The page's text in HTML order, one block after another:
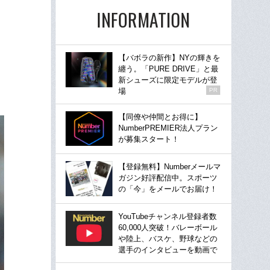
INFORMATION
【バボラの新作】NYの輝きを
纏う。「PURE DRIVE」と最
新シューズに限定モデルが登
場
PR
【同僚や仲間とお得に】
NumberPREMIER法人プラン
が募集スタート！
【登録無料】Numberメールマ
ガジン好評配信中。スポーツ
の「今」をメールでお届け！
YouTubeチャンネル登録者数
60,000人突破！バレーボール
や陸上、バスケ、野球などの
選手のインタビューを動画で